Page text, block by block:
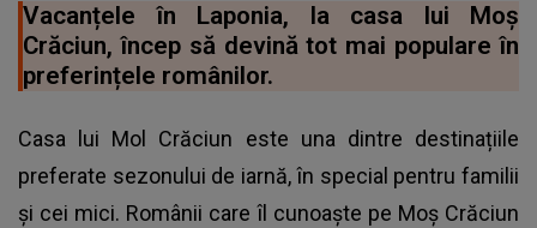
Vacanțele în Laponia, la casa lui Moș
Crăciun, încep să devină tot mai populare în
preferințele românilor.
Casa lui Mol Crăciun este una dintre destinațiile
preferate sezonului de iarnă, în special pentru familii
și cei mici. Românii care îl cunoaște pe Moș Crăciun